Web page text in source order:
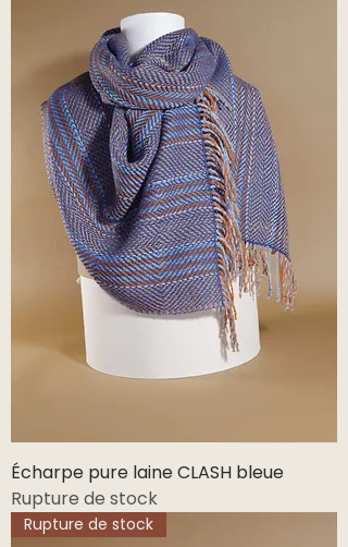
Écharpe pure laine CLASH bleue
Rupture de stock
Rupture de stock